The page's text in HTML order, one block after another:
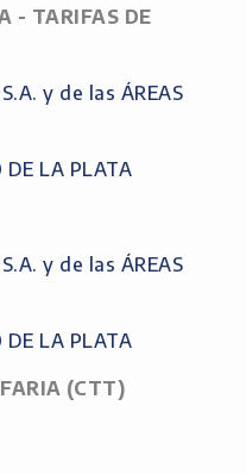
- TARIFAS DE
y de las ÁREAS
DE LA PLATA
y de las ÁREAS
DE LA PLATA
(CTT)